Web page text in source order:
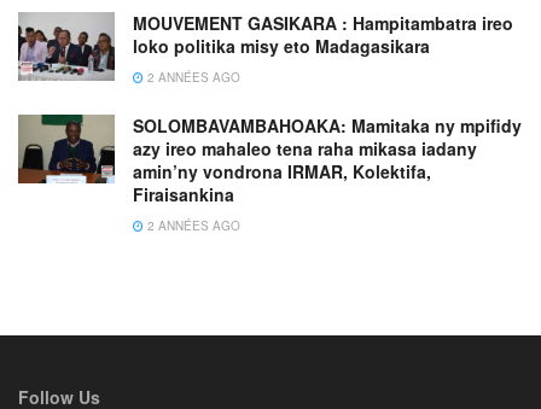
MOUVEMENT GASIKARA : Hampitambatra ireo
loko politika misy eto Madagasikara
2 ANNÉES AGO
SOLOMBAVAMBAHOAKA: Mamitaka ny mpifidy
azy ireo mahaleo tena raha mikasa iadany
amin’ny vondrona IRMAR, Kolektifa,
Firaisankina
2 ANNÉES AGO
Follow Us